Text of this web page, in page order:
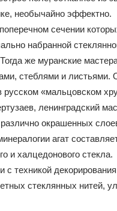
необычайно
сечении
набранной
же муранские
стеблями и листьями.
«мальцовском
ленинградский
окрашенных
агат
и халцедонового
техникой
стеклянных нитей,